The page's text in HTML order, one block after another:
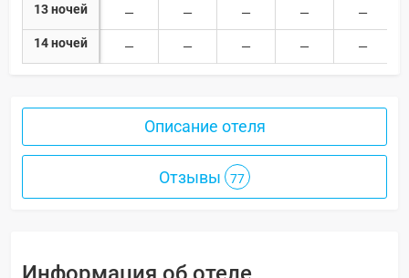
13 ночей
14 ночей
Описание отеля
Отзывы 77